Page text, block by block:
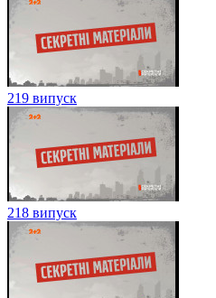
219 випуск
218 випуск